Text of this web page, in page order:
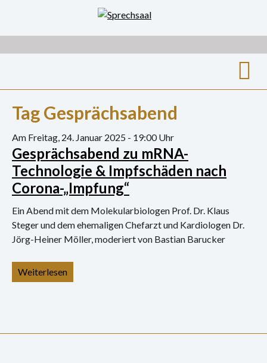
springen
nach:
Archiv
Ausstellungen
Film
Gespräch
Hörspiel
Konzert
Tag Gesprächsabend
Am Freitag, 24. Januar 2025 - 19:00 Uhr
Gesprächsabend zu mRNA-
Technologie & Impfschäden nach
Corona-„Impfung“
Ein Abend mit dem Molekularbiologen Prof. Dr. Klaus
Steger und dem ehemaligen Chefarzt und Kardiologen Dr.
Jörg-Heiner Möller, moderiert von Bastian Barucker
Weiterlesen